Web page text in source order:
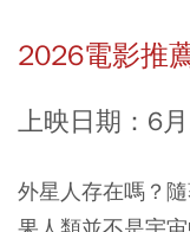
2026電影推
上映日期：6
外星人存在嗎？